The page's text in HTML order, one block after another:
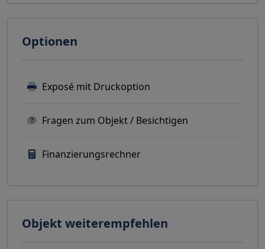
Optionen
Exposé mit Druckoption
Fragen zum Objekt / Besichtigen
Finanzierungsrechner
Objekt weiterempfehlen